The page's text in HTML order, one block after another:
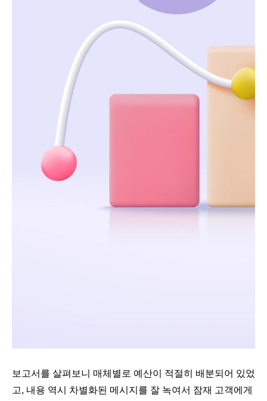
보고서를 살펴보니 매체별로 예산이 적절히 배분되어 있었
고, 내용 역시 차별화된 메시지를 잘 녹여서 잠재 고객에게